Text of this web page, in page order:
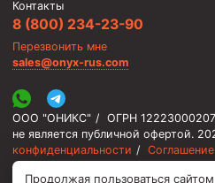
Контакты
8 (800) 234-23-90
Перезвонить мне
sales@onyx-rus.com
ООО "ОНИКС" / ОГРН
не является публичной офертой.
конфиденциальности / Соглашение
Продолжая пользоваться